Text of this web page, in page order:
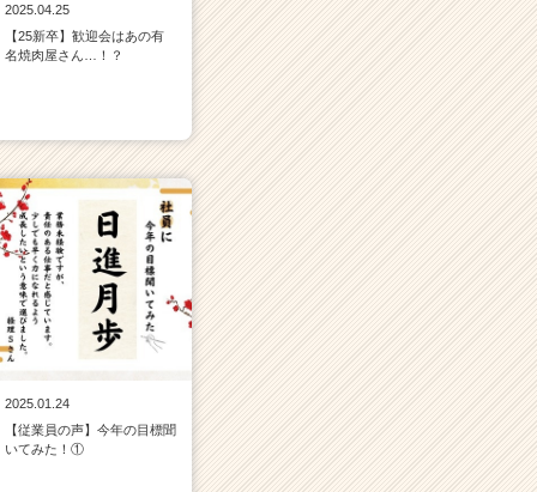
2025.04.25
【25新卒】歓迎会はあの有
名焼肉屋さん…！？
2025.01.24
【従業員の声】今年の目標聞
いてみた！①